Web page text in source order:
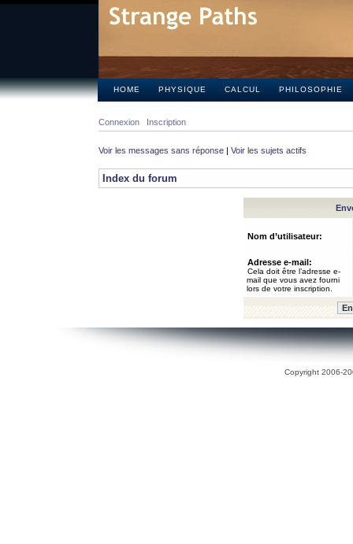
HOME PHYSIQUE CALCUL PHILOSOPHIE
Connexion Inscription
Voir les messages sans réponse | Voir les sujets actifs
Index du forum
Nom d’utilisateur:
Adresse e-mail:
Cela doit être l’adresse e-
mail que vous avez fourni
lors de votre inscription.
Copyright 2006-